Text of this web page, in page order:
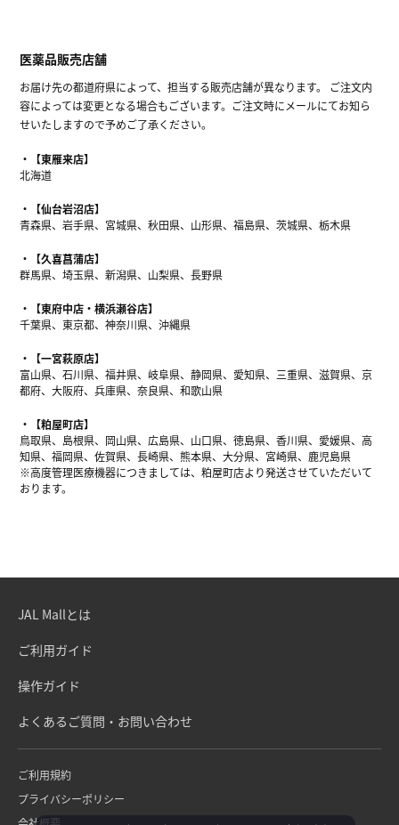
医薬品販売店舗
お届け先の都道府県によって、担当する販売店舗が異なります。 ご注文内
容によっては変更となる場合もございます。ご注文時にメールにてお知ら
せいたしますので予めご了承ください。
【東雁来店】
北海道
【仙台岩沼店】
青森県、岩手県、宮城県、秋田県、山形県、福島県、茨城県、栃木県
【久喜菖蒲店】
群馬県、埼玉県、新潟県、山梨県、長野県
【東府中店・横浜瀬谷店】
千葉県、東京都、神奈川県、沖縄県
【一宮萩原店】
富山県、石川県、福井県、岐阜県、静岡県、愛知県、三重県、滋賀県、京
都府、大阪府、兵庫県、奈良県、和歌山県
【粕屋町店】
鳥取県、島根県、岡山県、広島県、山口県、徳島県、香川県、愛媛県、高
知県、福岡県、佐賀県、長崎県、熊本県、大分県、宮崎県、鹿児島県
※高度管理医療機器につきましては、粕屋町店より発送させていただいて
おります。
JAL Mallとは
ご利用ガイド
操作ガイド
よくあるご質問・お問い合わせ
ご利用規約
プライバシーポリシー